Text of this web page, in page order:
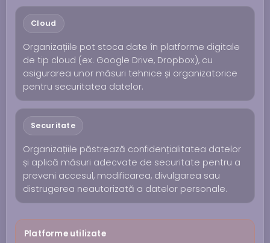
Cloud
Organizațiile pot stoca date în platforme digitale
de tip cloud (ex. Google Drive, Dropbox), cu
asigurarea unor măsuri tehnice și organizatorice
pentru securitatea datelor.
Securitate
Organizațiile păstrează confidențialitatea datelor
și aplică măsuri adecvate de securitate pentru a
preveni accesul, modificarea, divulgarea sau
distrugerea neautorizată a datelor personale.
Platforme utilizate